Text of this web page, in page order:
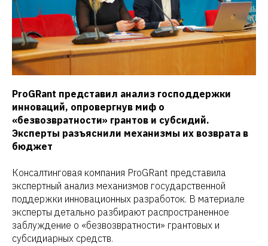
ProGRant представил анализ господдержки
инноваций, опровергнув миф о
«безвозвратности» грантов и субсидий.
Эксперты разъяснили механизмы их возврата в
бюджет
Консалтинговая компания ProGRant представила
экспертный анализ механизмов государственной
поддержки инновационных разработок. В материале
эксперты детально разбирают распространенное
заблуждение о «безвозвратности» грантовых и
субсидиарных средств.